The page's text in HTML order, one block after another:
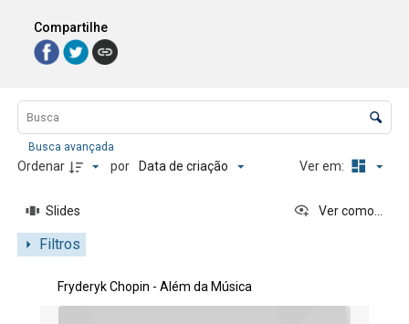
Compartilhe
Lista de itens
Controle de ordenação e visualização
Filtros
Busca avançada
Ordenar por Data de criação Ver em:
Slides Ver como...
Resultados da lista de itens
Fryderyk Chopin - Além da Música